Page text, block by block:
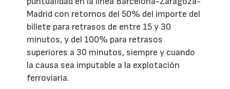
Madrid con retornos del 50% del importe del
billete para retrasos de entre 15 y 30
minutos, y del 100% para retrasos
superiores a 30 minutos, siempre y cuando
la causa sea imputable a la explotación
ferroviaria.